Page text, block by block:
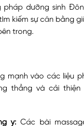
pháp dưỡng sinh
kiếm sự cân bằng
trong.
mạnh vào các liệu
thẳng và cải
y:Các bài